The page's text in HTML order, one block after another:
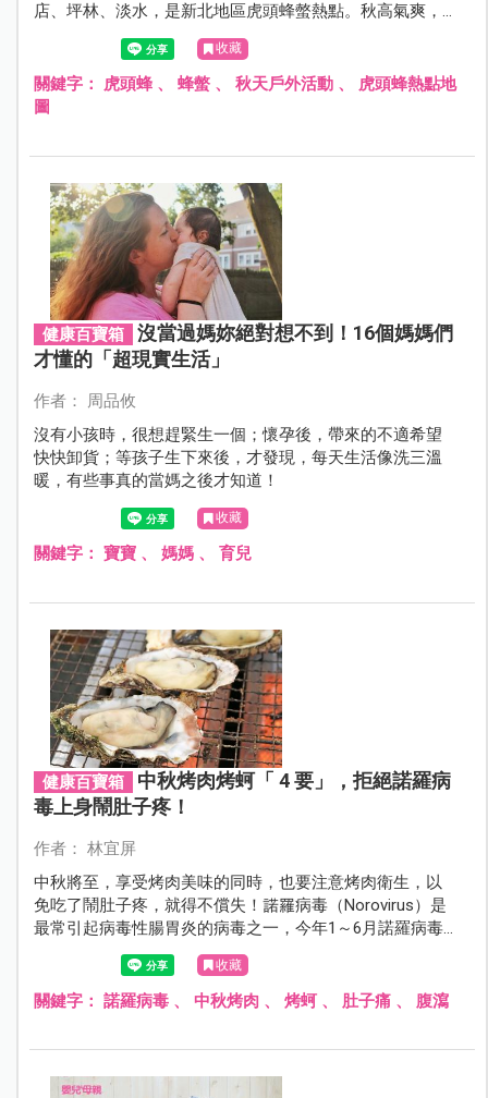
店、坪林、淡水，是新北地區虎頭蜂螫熱點。秋高氣爽，
帶著孩子在戶外活動時，要注意哪些原則，才能遠離蜂
收藏
關鍵字： 虎頭蜂、 蜂螫、 秋天戶外活動、 虎頭蜂熱點地
圖
健康百寶箱
沒當過媽妳絕對想不到！16個媽媽們
才懂的「超現實生活」
作者： 周品攸
沒有小孩時，很想趕緊生一個；懷孕後，帶來的不適希望
快快卸貨；等孩子生下來後，才發現，每天生活像洗三溫
暖，有些事真的當媽之後才知道！
收藏
關鍵字： 寶寶、 媽媽、 育兒
健康百寶箱
中秋烤肉烤蚵「 4 要」，拒絕諾羅病
毒上身鬧肚子疼！
作者： 林宜屏
中秋將至，享受烤肉美味的同時，也要注意烤肉衛生，以
免吃了鬧肚子疼，就得不償失！諾羅病毒（Norovirus）是
最常引起病毒性腸胃炎的病毒之一，今年1～6月諾羅病毒
腹瀉群聚通報案件中，有 47 件為食用烤蚵相關，籲請民眾
中秋團圓烤肉或烤蚵時，注意手部清潔及飲食衛生，拒絕
諾羅病毒上身！
收藏
關鍵字： 諾羅病毒、 中秋烤肉、 烤蚵、 肚子痛、 腹瀉